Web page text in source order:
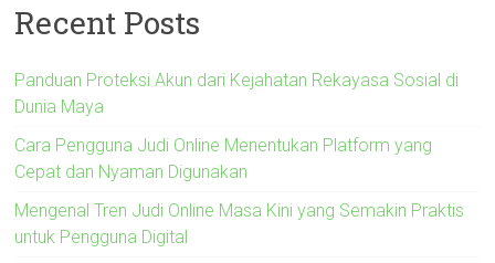
Recent Posts
Panduan Proteksi Akun dari Kejahatan Rekayasa Sosial di
Dunia Maya
Cara Pengguna Judi Online Menentukan Platform yang
Cepat dan Nyaman Digunakan
Mengenal Tren Judi Online Masa Kini yang Semakin Praktis
untuk Pengguna Digital